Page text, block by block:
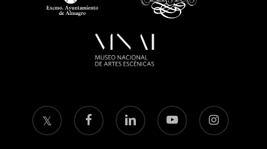
twitter facebook linkedin youtube instagram